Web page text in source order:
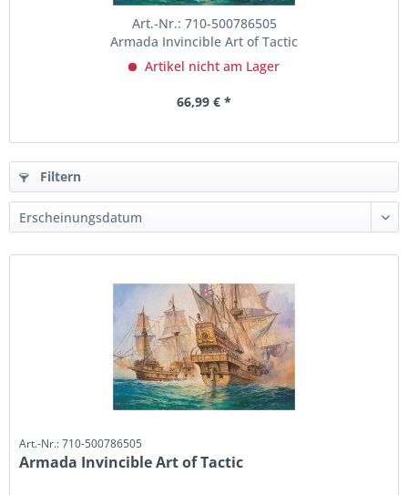
Art.-Nr.: 710-500786505
Armada Invincible Art of Tactic
Artikel nicht am Lager
66,99 € *
Filtern
Art.-Nr.: 710-500786505
Armada Invincible Art of Tactic